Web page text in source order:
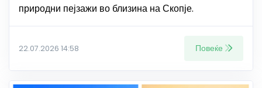
природни пејзажи во близина на Скопје.
22.07.2026 14:58 Повеќе